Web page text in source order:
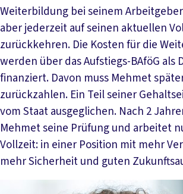
Weiterbildung bei seinem
aber jederzeit auf seinen aktuellen
zurückkehren. Die Kosten für die
werden über das Aufstiegs-BAföG als
finanziert. Davon muss Mehmet
zurückzahlen. Ein Teil seiner
vom Staat ausgeglichen. Nach 2
Mehmet seine Prüfung und arbeitet
Vollzeit: in einer Position mit mehr
mehr Sicherheit und guten